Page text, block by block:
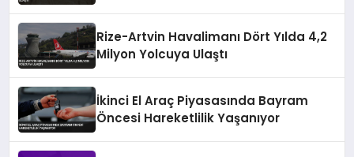
Rize-Artvin Havalimanı Dört Yılda 4,2
Milyon Yolcuya Ulaştı
İkinci El Araç Piyasasında Bayram
Öncesi Hareketlilik Yaşanıyor